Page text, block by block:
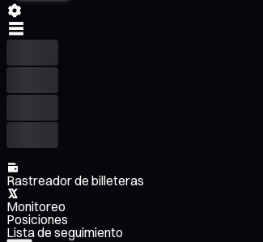
Rastreador de billeteras
Monitoreo
Posiciones
Lista de seguimiento